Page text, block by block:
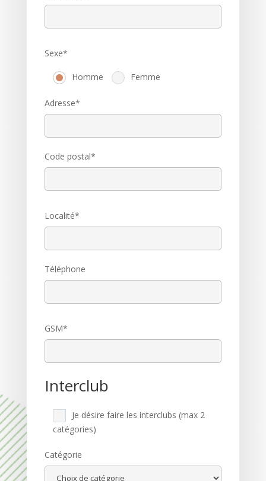
Sexe*
Homme Femme
Adresse*
Code postal*
Localité*
Téléphone
GSM*
Interclub
Je désire faire les interclubs (max 2
catégories)
Catégorie